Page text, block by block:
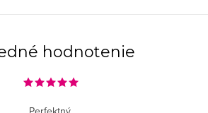
hodnotenie